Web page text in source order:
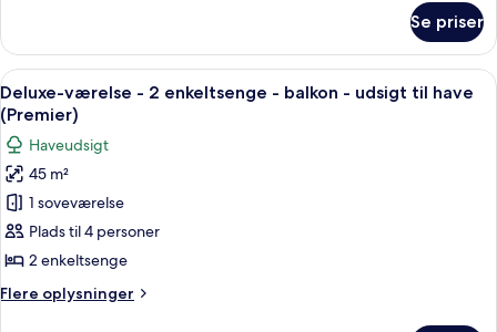
-
havudsigt
(Premier)
værelse
2
enkeltsenge
-
balkon
havudsigt
(Premier)
Se priser
Indlæs
alle
billeder
af
Deluxe-
værelse
-
2
enkeltsenge
-
Et hotelværelse med en stor seng,
7
Deluxe-værelse - 2 enkeltsenge - balkon - udsigt til have
(Premier)
Haveudsigt
45 m²
1 soveværelse
Plads til 4 personer
2 enkeltsenge
Flere oplysninger
Flere